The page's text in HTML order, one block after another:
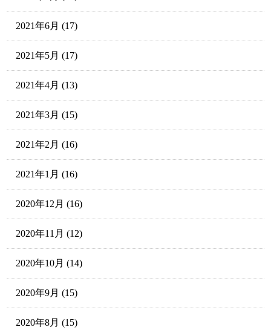
2021年6月 (17)
2021年5月 (17)
2021年4月 (13)
2021年3月 (15)
2021年2月 (16)
2021年1月 (16)
2020年12月 (16)
2020年11月 (12)
2020年10月 (14)
2020年9月 (15)
2020年8月 (15)